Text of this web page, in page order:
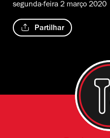
segunda-feira 2 março 2020
Partilhar